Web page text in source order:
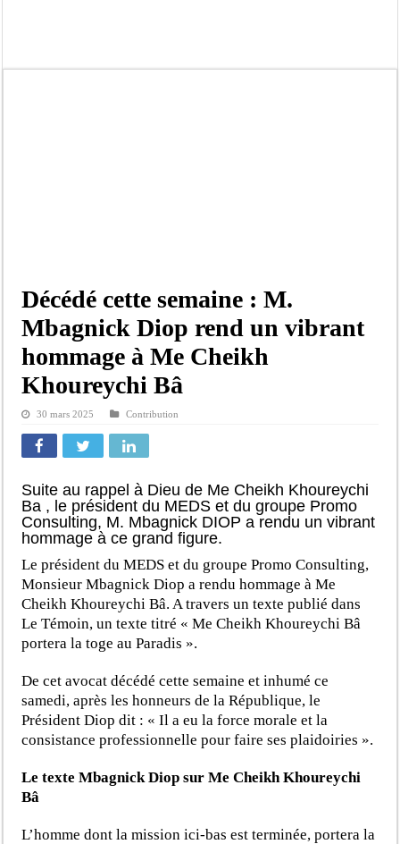
Décédé cette semaine : M.
Mbagnick Diop rend un vibrant
hommage à Me Cheikh
Khoureychi Bâ
30 mars 2025 Contribution
Suite au rappel à Dieu de Me Cheikh Khoureychi
Ba , le président du MEDS et du groupe Promo
Consulting, M. Mbagnick DIOP a rendu un vibrant
hommage à ce grand figure.
Le président du MEDS et du groupe Promo Consulting,
Monsieur Mbagnick Diop a rendu hommage à Me
Cheikh Khoureychi Bâ. A travers un texte publié dans
Le Témoin, un texte titré « Me Cheikh Khoureychi Bâ
portera la toge au Paradis ».
De cet avocat décédé cette semaine et inhumé ce
samedi, après les honneurs de la République, le
Président Diop dit : « Il a eu la force morale et la
consistance professionnelle pour faire ses plaidoiries ».
Le texte Mbagnick Diop sur Me Cheikh Khoureychi
Bâ
L’homme dont la mission ici-bas est terminée, portera la